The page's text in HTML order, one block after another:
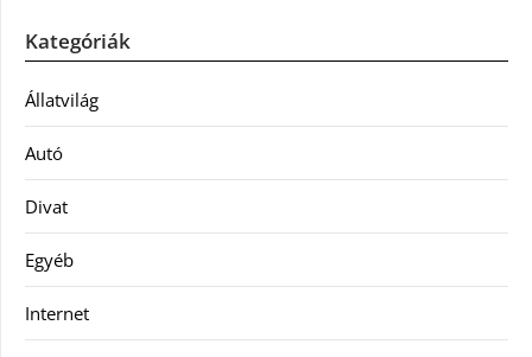
Kategóriák
Állatvilág
Autó
Divat
Egyéb
Internet